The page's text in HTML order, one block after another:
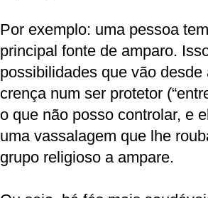
Por exemplo: uma pessoa
principal fonte de amparo.
possibilidades que vão
crença num ser protetor
o que não posso controlar, e
uma vassalagem que lhe
grupo religioso a ampare.